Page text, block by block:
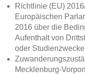
Richtlinie (EU)
Europäischen
2016 über die
Aufenthalt von
oder
Mecklenburg-